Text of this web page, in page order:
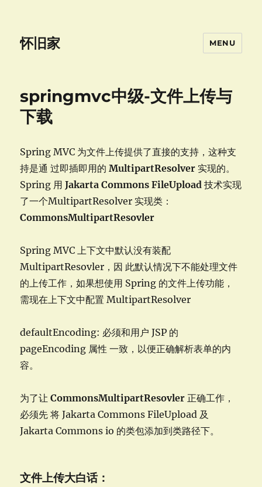
怀旧家 MENU
springmvc中级-文件上传与
下载
Spring MVC 为文件上传提供了直接的支持，这种支
持是通 过即插即用的MultipartResolver 实现的。
Spring 用Jakarta Commons FileUpload 技术实现
了一个MultipartResolver 实现类：
CommonsMultipartResovler
Spring MVC 上下文中默认没有装配
MultipartResovler，因 此默认情况下不能处理文件
的上传工作，如果想使用 Spring 的文件上传功能，
需现在上下文中配置 MultipartResolver
defaultEncoding: 必须和用户 JSP 的
pageEncoding 属性 一致，以便正确解析表单的内
容。
为了让CommonsMultipartResovler 正确工作，
必须先 将 Jakarta Commons FileUpload 及
Jakarta Commons io 的类包添加到类路径下。
文件上传大白话：